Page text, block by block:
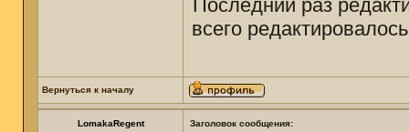
Последний раз
всего
Вернуться к началу
LomakaRegent Заголовок сообщения: